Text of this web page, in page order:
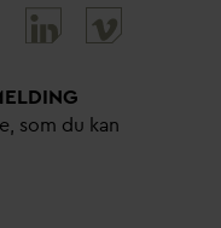
som du kan